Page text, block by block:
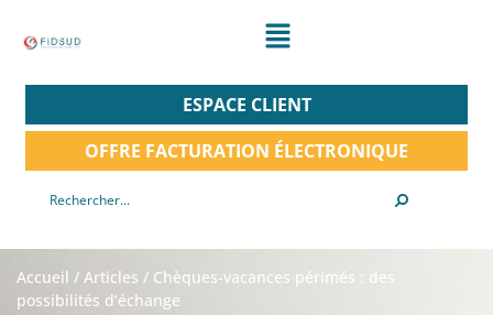
ESPACE CLIENT
OFFRE FACTURATION ÉLECTRONIQUE
Accueil / Articles / Chèques-vacances périmés : des
possibilités d’échange